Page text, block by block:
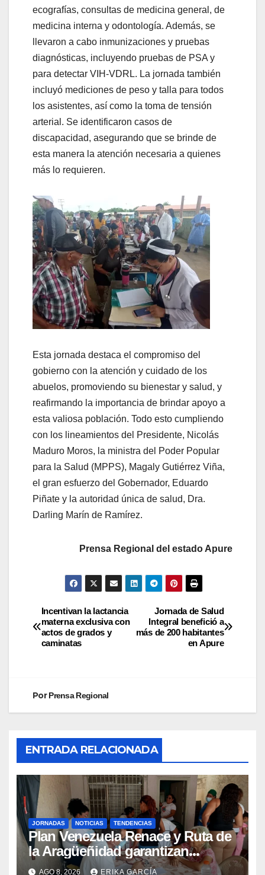
ecografías, consultas de medicina general, de
medicina interna y odontología. Además, se
llevaron a cabo inmunizaciones y pruebas
diagnósticas, incluyendo pruebas de PSA y
para detectar VIH-VDRL. La jornada también
incluyó mediciones de peso y talla para todos
los asistentes, así como la toma de tensión
arterial. Se identificaron casos de
discapacidad, asegurando que se brinde de
esta manera la atención necesaria a quienes
más lo requieren.
Esta jornada destaca el compromiso del
gobierno con la atención y cuidado de los
abuelos, promoviendo su bienestar y salud, y
reafirmando la importancia de brindar apoyo a
esta valiosa población. Todo esto cumpliendo
con los lineamientos del Presidente, Nicolás
Maduro Moros, la ministra del Poder Popular
para la Salud (MPPS), Magaly Gutiérrez Viña,
el gran esfuerzo del Gobernador, Eduardo
Piñate y la autoridad única de salud, Dra.
Darling Marín de Ramírez.
Prensa Regional del estado Apure
Jornada de Salud
Integral benefició a
más de 200 habitantes
en Apure
Incentivan la lactancia
materna exclusiva con
actos de grados y
caminatas
PorPrensa Regional
ENTRADA RELACIONADA
JORNADAS NOTICIAS TENDENCIAS
Plan Venezuela Renace y Ruta de
la Aragüeñidad garantizan
atención médica integral en
AGO 8, 2026 ERIKA GARCÍA